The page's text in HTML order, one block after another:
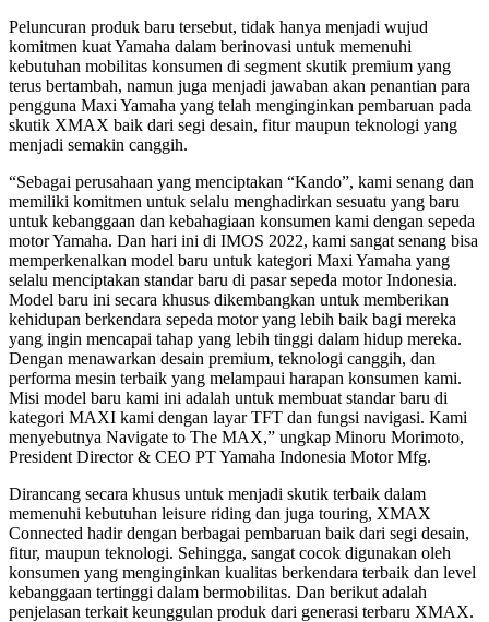
Peluncuran produk baru tersebut, tidak hanya menjadi wujud
komitmen kuat Yamaha dalam berinovasi untuk memenuhi
kebutuhan mobilitas konsumen di segment skutik premium yang
terus bertambah, namun juga menjadi jawaban akan penantian para
pengguna Maxi Yamaha yang telah menginginkan pembaruan pada
skutik XMAX baik dari segi desain, fitur maupun teknologi yang
menjadi semakin canggih.
“Sebagai perusahaan yang menciptakan “Kando”, kami senang dan
memiliki komitmen untuk selalu menghadirkan sesuatu yang baru
untuk kebanggaan dan kebahagiaan konsumen kami dengan sepeda
motor Yamaha. Dan hari ini di IMOS 2022, kami sangat senang bisa
memperkenalkan model baru untuk kategori Maxi Yamaha yang
selalu menciptakan standar baru di pasar sepeda motor Indonesia.
Model baru ini secara khusus dikembangkan untuk memberikan
kehidupan berkendara sepeda motor yang lebih baik bagi mereka
yang ingin mencapai tahap yang lebih tinggi dalam hidup mereka.
Dengan menawarkan desain premium, teknologi canggih, dan
performa mesin terbaik yang melampaui harapan konsumen kami.
Misi model baru kami ini adalah untuk membuat standar baru di
kategori MAXI kami dengan layar TFT dan fungsi navigasi. Kami
menyebutnya Navigate to The MAX,” ungkap Minoru Morimoto,
President Director & CEO PT Yamaha Indonesia Motor Mfg.
Dirancang secara khusus untuk menjadi skutik terbaik dalam
memenuhi kebutuhan leisure riding dan juga touring, XMAX
Connected hadir dengan berbagai pembaruan baik dari segi desain,
fitur, maupun teknologi. Sehingga, sangat cocok digunakan oleh
konsumen yang menginginkan kualitas berkendara terbaik dan level
kebanggaan tertinggi dalam bermobilitas. Dan berikut adalah
penjelasan terkait keunggulan produk dari generasi terbaru XMAX.